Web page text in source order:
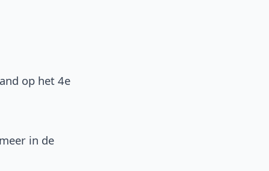
op het 4e
in de